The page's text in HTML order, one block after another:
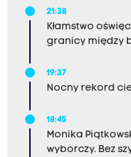
21:38
Kłamstwo
granicy między
19:37
Nocny rekord
18:45
Monika
wyborczy. Bez